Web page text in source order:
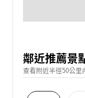
鄰近推薦景
查看附近半徑50公里